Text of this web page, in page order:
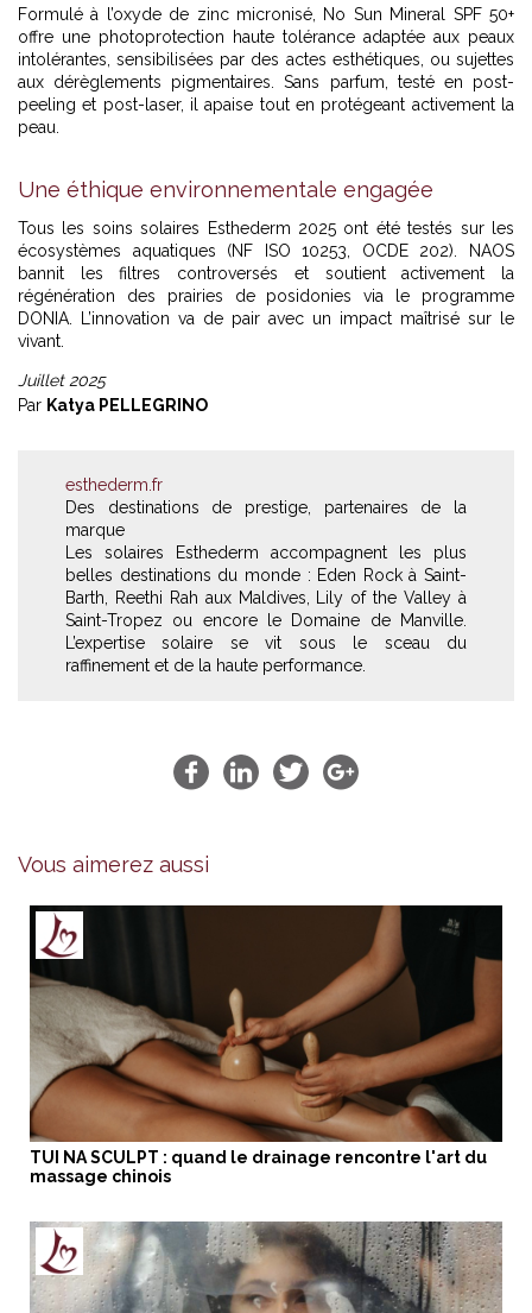
Formulé à l’oxyde de zinc micronisé, No Sun Mineral SPF 50+
offre une photoprotection haute tolérance adaptée aux peaux
intolérantes, sensibilisées par des actes esthétiques, ou sujettes
aux dérèglements pigmentaires. Sans parfum, testé en post-
peeling et post-laser, il apaise tout en protégeant activement la
peau.
Une éthique environnementale engagée
Tous les soins solaires Esthederm 2025 ont été testés sur les
écosystèmes aquatiques (NF ISO 10253, OCDE 202). NAOS
bannit les filtres controversés et soutient activement la
régénération des prairies de posidonies via le programme
DONIA. L’innovation va de pair avec un impact maîtrisé sur le
vivant.
Juillet 2025
Par Katya PELLEGRINO
esthederm.fr
Des destinations de prestige, partenaires de la
marque
Les solaires Esthederm accompagnent les plus
belles destinations du monde : Eden Rock à Saint-
Barth, Reethi Rah aux Maldives, Lily of the Valley à
Saint-Tropez ou encore le Domaine de Manville.
L’expertise solaire se vit sous le sceau du
raffinement et de la haute performance.
Vous aimerez aussi
TUI NA SCULPT : quand le drainage rencontre l'art du
massage chinois